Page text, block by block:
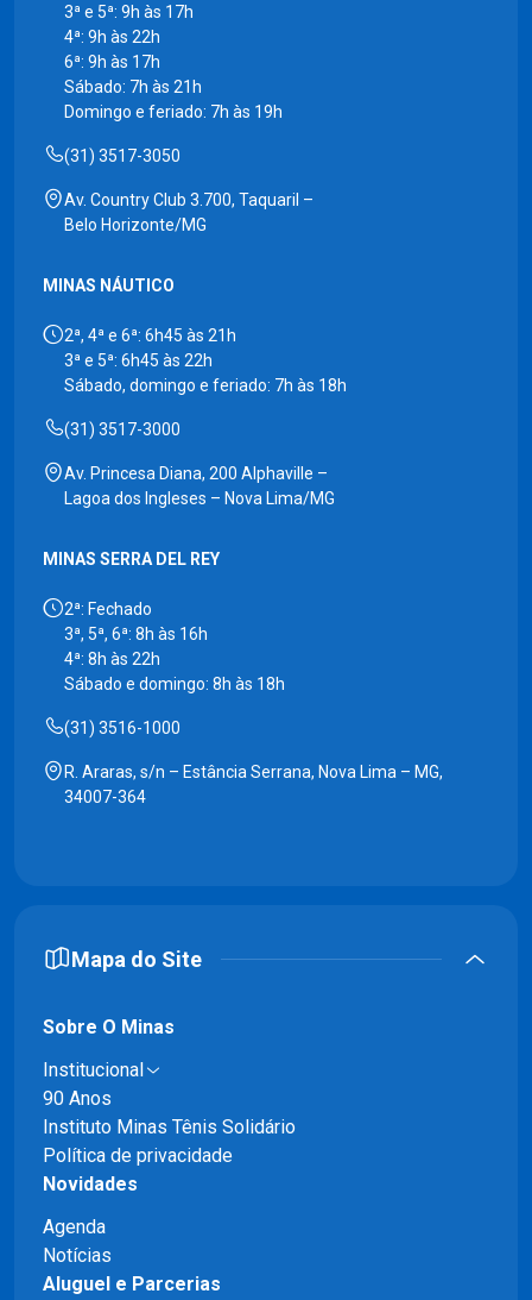
3ª e 5ª: 9h às 17h
4ª: 9h às 22h
6ª: 9h às 17h
Sábado: 7h às 21h
Domingo e feriado: 7h às 19h
(31) 3517-3050
Av. Country Club 3.700, Taquaril –
Belo Horizonte/MG
MINAS NÁUTICO
2ª, 4ª e 6ª: 6h45 às 21h
3ª e 5ª: 6h45 às 22h
Sábado, domingo e feriado: 7h às 18h
(31) 3517-3000
Av. Princesa Diana, 200 Alphaville –
Lagoa dos Ingleses – Nova Lima/MG
MINAS SERRA DEL REY
2ª: Fechado
3ª, 5ª, 6ª: 8h às 16h
4ª: 8h às 22h
Sábado e domingo: 8h às 18h
(31) 3516-1000
R. Araras, s/n – Estância Serrana, Nova Lima – MG,
34007-364
Mapa do Site
Sobre O Minas
Institucional
90 Anos
Instituto Minas Tênis Solidário
Política de privacidade
Novidades
Agenda
Notícias
Aluguel e Parcerias